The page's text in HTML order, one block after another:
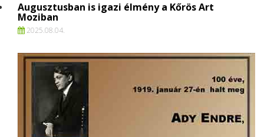
Augusztusban is igazi élmény a Kőrös Art
Moziban
2025.08.04.